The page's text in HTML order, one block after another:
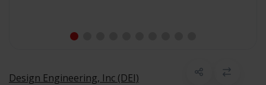
Design Engineering, Inc (DEI)